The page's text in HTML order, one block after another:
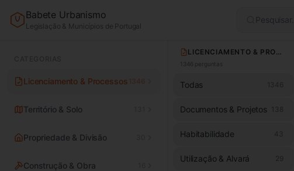
Babete Urbanismo
Legislação & Municípios de Portugal
Pesquisar...
Licenciamento & Processos
Território & Solo
Propriedade & Divisão
Construção & Obra
LICENCIAMENTO & PROCESSOS
1346 perguntas
Todas 1346
Documentos & Projetos 138
Habitabilidade 43
Utilização & Alvará 29